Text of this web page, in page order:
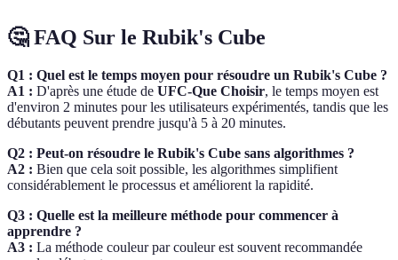
🤔 FAQ Sur le Rubik's Cube
Q1 : Quel est le temps moyen pour résoudre un Rubik's Cube ?
A1 : D'après une étude de UFC-Que Choisir, le temps moyen est
d'environ 2 minutes pour les utilisateurs expérimentés, tandis que les
débutants peuvent prendre jusqu'à 5 à 20 minutes.
Q2 : Peut-on résoudre le Rubik's Cube sans algorithmes ?
A2 : Bien que cela soit possible, les algorithmes simplifient
considérablement le processus et améliorent la rapidité.
Q3 : Quelle est la meilleure méthode pour commencer à
apprendre ?
A3 : La méthode couleur par couleur est souvent recommandée